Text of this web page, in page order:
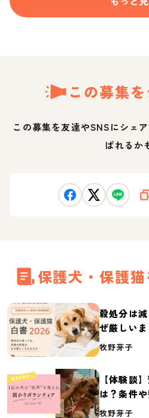
この募集
この募集を友達やSNSにシェ
ばれるか
保護犬・保護
殺処分は
ぜ厳しい
体の実態
牧野芽子
【体験談
は？条件
介
牧野芽子